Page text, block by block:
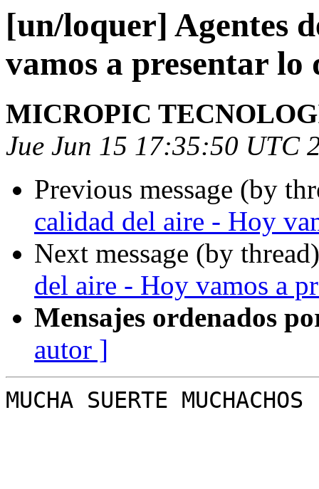
[un/loquer] Agentes
vamos a presentar lo
MICROPIC
Jue Jun 15 17:35:50 UTC
Previous message (by
calidad del aire - Hoy
Next message (by
del aire - Hoy vamos a
Mensajes ordenados
autor ]
MUCHA SUERTE MUCHACHOS